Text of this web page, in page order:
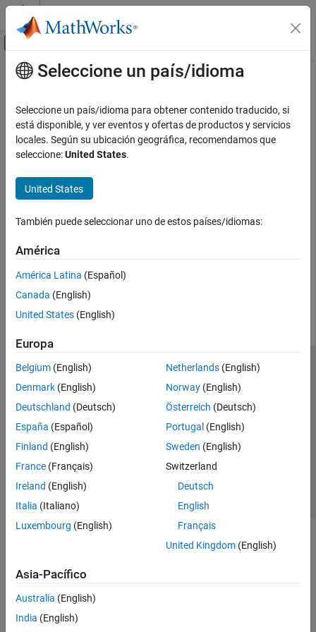
Saltar al contenido
Mostrar/ocultar menú de navegación
Inicio de Documentación
Contenido principal
How useful was this information?
Seleccione un país/idioma
Seleccione un país/idioma para obtener contenido traducido, si
está disponible, y ver eventos y ofertas de productos y servicios
locales. Según su ubicación geográfica, recomendamos que
seleccione:United States.
United States
También puede seleccionar uno de estos países/idiomas:
América
América Latina (Español)
Canada (English)
United States (English)
Europa
Belgium (English)
Denmark (English)
Deutschland (Deutsch)
España (Español)
Finland (English)
France (Français)
Ireland (English)
Italia (Italiano)
Luxembourg (English)
Netherlands(English)
Norway(English)
Österreich (Deutsch)
Portugal (English)
Sweden (English)
Switzerland
Deutsch
English
Français
United Kingdom(English)
Asia-Pacífico
Australia (English)
India (English)
Centro de confianza
Marcas comerciales
Política de privacidad
Antipiratería
Estado de las aplicaciones
Información de contacto
© 1994-2026 The MathWorks, Inc.